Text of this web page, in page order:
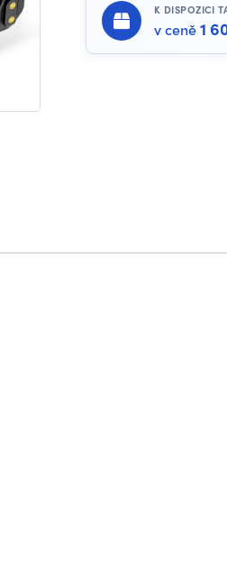
K DISPOZICI
v ceně1